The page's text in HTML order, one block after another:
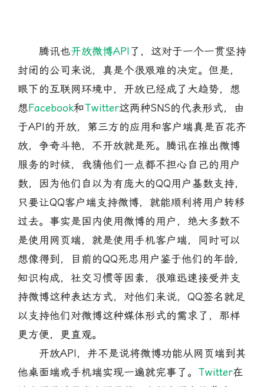
腾讯也开放微博API 了，这对于一个一贯坚持
封闭的公司来说，真是个很艰难的决定。但是，
眼下的互联网环境中，开放已经成了大趋势，想
想Facebook和Twitter这两种SNS的代表形式，由
于API的开放，第三方的应用和客户端真是百花齐
放，争奇斗艳，不开放就是死。腾讯在推出微博
服务的时候，我猜他们一点都不担心自己的用户
数，因为他们自以为有庞大的QQ用户基数支持，
只要让QQ客户端支持微博，就能顺利将用户转移
过去。事实是国内使用微博的用户，绝大多数不
是使用网页端，就是使用手机客户端，同时可以
想像得到，目前的QQ死忠用户鉴于他们的年龄，
知识构成，社交习惯等因素，很难迅速接受并支
持微博这种表达方式，对他们来说，QQ签名就足
以支持他们对微博这种媒体形式的需求了，那样
更方便，更直观。
开放API，并不是说将微博功能从网页端到其
他桌面端或手机端实现一遍就完事了。 Twitter在